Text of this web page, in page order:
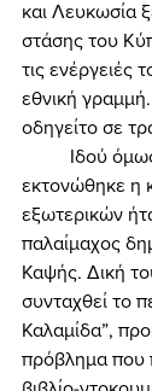
και Λευκωσία
στάσης του
τις ενέργειές
εθνική
οδηγείτο σε
εκτονώθηκε η
εξωτερικών
παλαίμαχος
Καψής. Δική
συνταχθεί το
Καλαμίδα”,
πρόβλημα που